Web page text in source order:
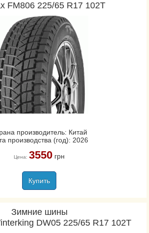
FM806 225/65 R17 102T
производитель: Китай
производства (год): 2026
Цена: 3550грн
Купить
Зимние шины
DW05 225/65 R17 102T